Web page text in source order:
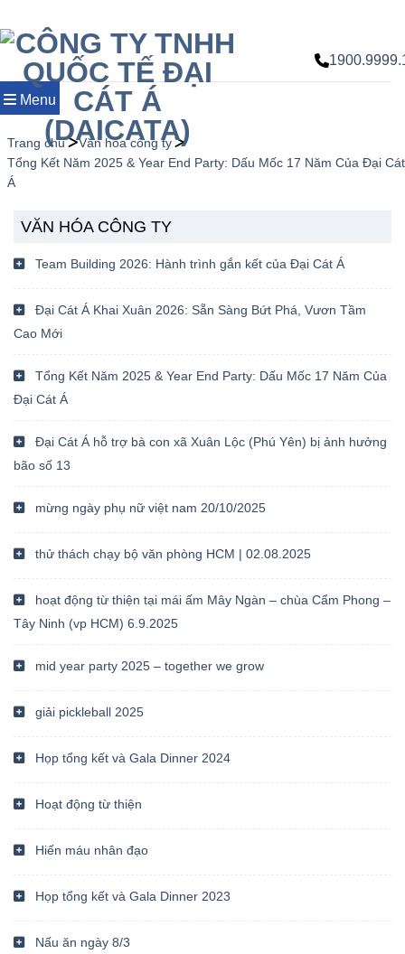
đến
nội
dung
Menu
Trang chủ
Văn hóa công ty
Tổng Kết Năm 2025 & Year End Party: Dấu Mốc 17 Năm Của Đại Cát
Á
VĂN HÓA CÔNG TY
Team Building 2026: Hành trình gắn kết của Đại Cát Á
Đại Cát Á Khai Xuân 2026: Sẵn Sàng Bứt Phá, Vươn Tầm
Cao Mới
Tổng Kết Năm 2025 & Year End Party: Dấu Mốc 17 Năm Của
Đại Cát Á
Đại Cát Á hỗ trợ bà con xã Xuân Lộc (Phú Yên) bị ảnh hưởng
bão số 13
mừng ngày phụ nữ việt nam 20/10/2025
thử thách chạy bộ văn phòng HCM | 02.08.2025
hoạt động từ thiện tại mái ấm Mây Ngàn – chùa Cẩm Phong –
Tây Ninh (vp HCM) 6.9.2025
mid year party 2025 – together we grow
giải pickleball 2025
Họp tổng kết và Gala Dinner 2024
Hoạt động từ thiện
Hiến máu nhân đạo
Họp tổng kết và Gala Dinner 2023
Nấu ăn ngày 8/3